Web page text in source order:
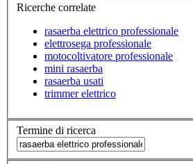
Ricerche correlate
rasaerba elettrico professionale
elettrosega professionale
motocoltivatore professionale
mini rasaerba
rasaerba usati
trimmer elettrico
Termine di ricerca